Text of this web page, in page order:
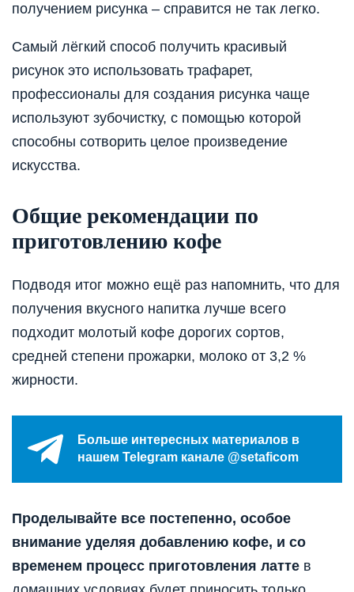
получением рисунка – справится не так легко.
Самый лёгкий способ получить красивый
рисунок это использовать трафарет,
профессионалы для создания рисунка чаще
используют зубочистку, с помощью которой
способны сотворить целое произведение
искусства.
Общие рекомендации по
приготовлению кофе
Подводя итог можно ещё раз напомнить, что для
получения вкусного напитка лучше всего
подходит молотый кофе дорогих сортов,
средней степени прожарки, молоко от 3,2 %
жирности.
Больше интересных материалов в
нашем Telegram канале @setaficom
Проделывайте все постепенно, особое
внимание уделяя добавлению кофе, и со
временем процесс приготовления латте в